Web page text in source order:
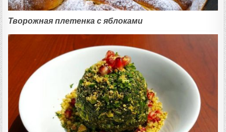
Творожная плетенка с яблоками